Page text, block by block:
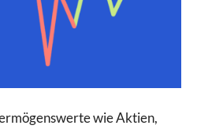
wie Aktien,